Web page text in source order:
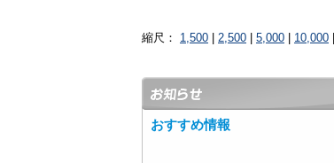
縮尺： 1,500 2,500 5,000 10,000
おすすめ情報